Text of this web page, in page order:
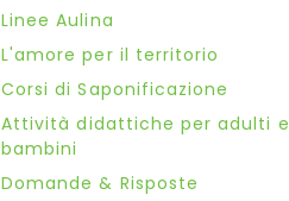
Linee Aulina
L'amore per il territorio
Corsi di Saponificazione
Attività didattiche per adulti e
bambini
Domande & Risposte